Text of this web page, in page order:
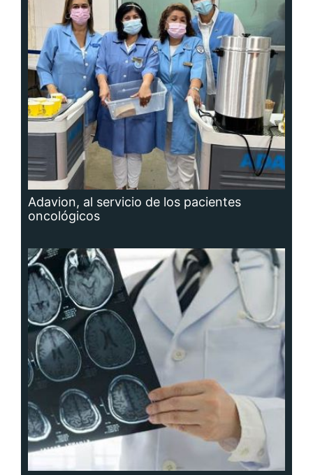
Adavion, al servicio de los pacientes
oncológicos